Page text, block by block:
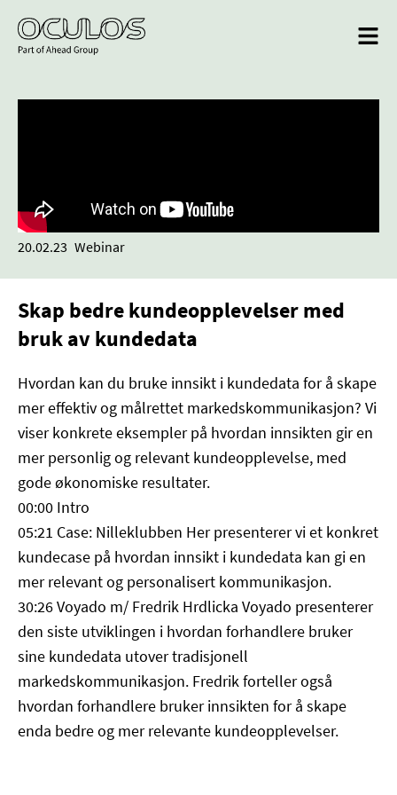
20.02.23 Webinar
Skap bedre kundeopplevelser med
bruk av kundedata
Hvordan kan du bruke innsikt i kundedata for å skape
mer effektiv og målrettet markedskommunikasjon? Vi
viser konkrete eksempler på hvordan innsikten gir en
mer personlig og relevant kundeopplevelse, med
gode økonomiske resultater.
00:00 Intro
05:21 Case: Nilleklubben Her presenterer vi et konkret
kundecase på hvordan innsikt i kundedata kan gi en
mer relevant og personalisert kommunikasjon.
30:26 Voyado m/ Fredrik Hrdlicka Voyado presenterer
den siste utviklingen i hvordan forhandlere bruker
sine kundedata utover tradisjonell
markedskommunikasjon. Fredrik forteller også
hvordan forhandlere bruker innsikten for å skape
enda bedre og mer relevante kundeopplevelser.